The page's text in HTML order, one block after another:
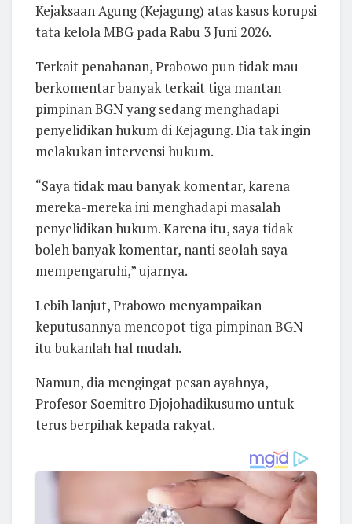
Kejaksaan Agung (Kejagung) atas kasus korupsi
tata kelola MBG pada Rabu 3 Juni 2026.
Terkait penahanan, Prabowo pun tidak mau
berkomentar banyak terkait tiga mantan
pimpinan BGN yang sedang menghadapi
penyelidikan hukum di Kejagung. Dia tak ingin
melakukan intervensi hukum.
“Saya tidak mau banyak komentar, karena
mereka-mereka ini menghadapi masalah
penyelidikan hukum. Karena itu, saya tidak
boleh banyak komentar, nanti seolah saya
mempengaruhi,” ujarnya.
Lebih lanjut, Prabowo menyampaikan
keputusannya mencopot tiga pimpinan BGN
itu bukanlah hal mudah.
Namun, dia mengingat pesan ayahnya,
Profesor Soemitro Djojohadikusumo untuk
terus berpihak kepada rakyat.